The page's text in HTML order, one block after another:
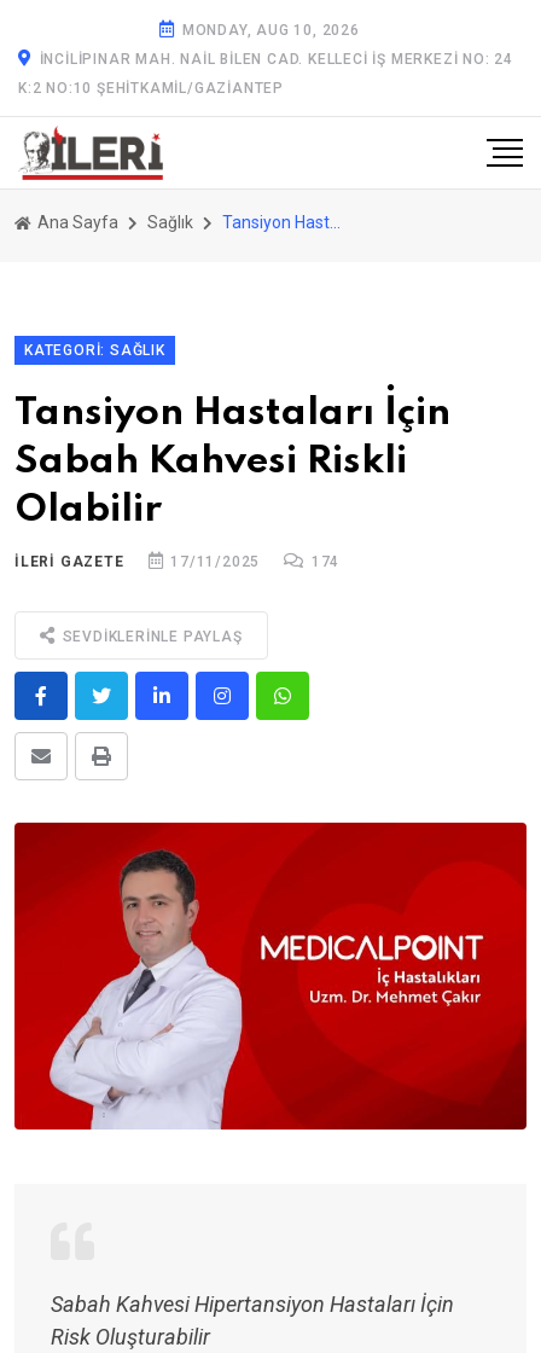
MONDAY, AUG 10, 2026
İNCILIPINAR MAH. NAIL BILEN CAD. KELLECI İŞ MERKEZI NO: 24
K:2 NO:10 ŞEHITKAMIL/GAZİANTEP
Ana Sayfa Sağlık
KATEGORI: SAĞLIK
Tansiyon Hastaları İçin
Sabah Kahvesi Riskli
Olabilir
ILERİ GAZETE 17/11/2025 174
SEVDIKLERINLE PAYLAŞ
Sabah Kahvesi Hipertansiyon Hastaları İçin
Risk Oluşturabilir